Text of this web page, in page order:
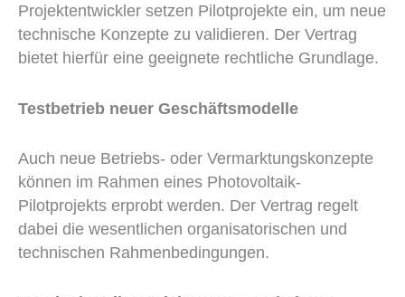
Projektentwickler setzen Pilotprojekte ein, um neue
technische Konzepte zu validieren. Der Vertrag
bietet hierfür eine geeignete rechtliche Grundlage.
Testbetrieb neuer Geschäftsmodelle
Auch neue Betriebs- oder Vermarktungskonzepte
können im Rahmen eines Photovoltaik-
Pilotprojekts erprobt werden. Der Vertrag regelt
dabei die wesentlichen organisatorischen und
technischen Rahmenbedingungen.